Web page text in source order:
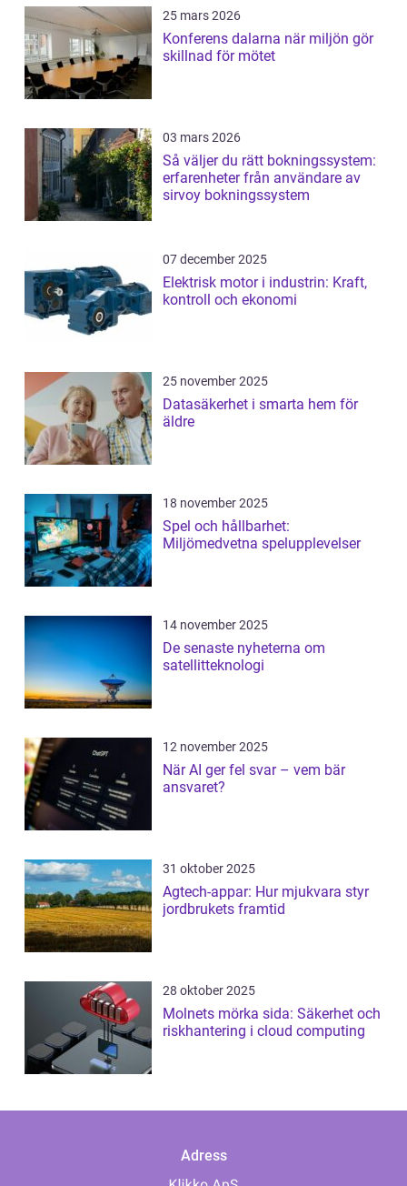
25 mars 2026
Konferens dalarna när miljön gör
skillnad för mötet
03 mars 2026
Så väljer du rätt bokningssystem:
erfarenheter från användare av
sirvoy bokningssystem
07 december 2025
Elektrisk motor i industrin: Kraft,
kontroll och ekonomi
25 november 2025
Datasäkerhet i smarta hem för
äldre
18 november 2025
Spel och hållbarhet:
Miljömedvetna spelupplevelser
14 november 2025
De senaste nyheterna om
satellitteknologi
12 november 2025
När AI ger fel svar – vem bär
ansvaret?
31 oktober 2025
Agtech-appar: Hur mjukvara styr
jordbrukets framtid
28 oktober 2025
Molnets mörka sida: Säkerhet och
riskhantering i cloud computing
Adress